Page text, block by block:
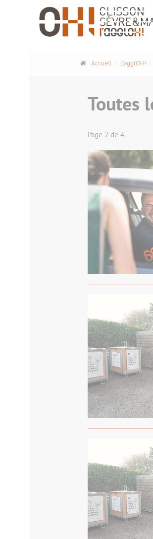
Accueil L'agglOH!
Toutes
Page 2 de 4.
Panneau de gestion des cookies